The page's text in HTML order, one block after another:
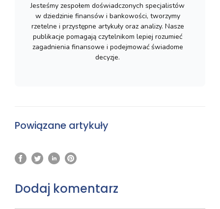
Jesteśmy zespołem doświadczonych specjalistów
w dziedzinie finansów i bankowości, tworzymy
rzetelne i przystępne artykuły oraz analizy. Nasze
publikacje pomagają czytelnikom lepiej rozumieć
zagadnienia finansowe i podejmować świadome
decyzje.
Powiązane artykuły
Dodaj komentarz